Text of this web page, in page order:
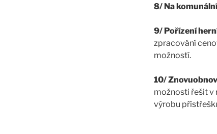
8/ Na
9/ Pořízení
zpracování
možností.
10/
možnosti řešit v
výrobu